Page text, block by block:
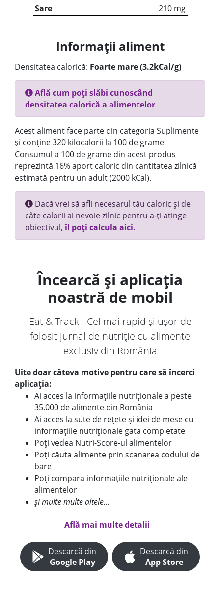
Sare
210 mg
Informații aliment
Densitatea calorică: Foarte mare (3.2kCal/g)
Află cum poți slăbi cunoscând
densitatea calorică a alimentelor
Acest aliment face parte din categoria Suplimente
și conține 320 kilocalorii la 100 de grame.
Consumul a 100 de grame din acest produs
reprezintă 16% aport caloric din cantitatea zilnică
estimată pentru un adult (2000 kCal).
Dacă vrei să afli necesarul tău caloric și de
câte calorii ai nevoie zilnic pentru a-ți atinge
obiectivul,îl poți calcula aici.
Încearcă și aplicația
noastră de mobil
Eat & Track - Cel mai rapid și ușor de
folosit jurnal de nutriție cu alimente
exclusiv din România
Uite doar câteva motive pentru care să încerci
aplicația:
Ai acces la informațiile nutriționale a peste
35.000 de alimente din România
Ai acces la sute de rețete și idei de mese cu
informațiile nutriționale gata completate
Poți vedea Nutri-Score-ul alimentelor
Poți căuta alimente prin scanarea codului de
bare
Poți compara informațiile nutriționale ale
alimentelor
și multe multe altele...
Află mai multe detalii
Descarcă din
Google Play
Descarcă din
App Store